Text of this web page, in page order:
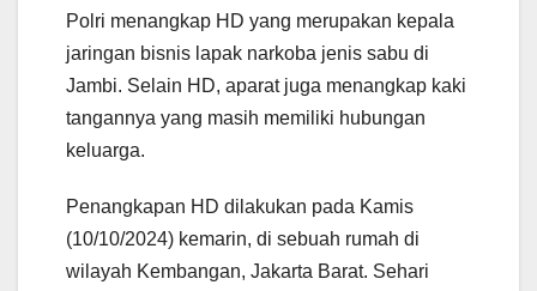
Polri menangkap HD yang merupakan kepala
jaringan bisnis lapak narkoba jenis sabu di
Jambi. Selain HD, aparat juga menangkap kaki
tangannya yang masih memiliki hubungan
keluarga.
Penangkapan HD dilakukan pada Kamis
(10/10/2024) kemarin, di sebuah rumah di
wilayah Kembangan, Jakarta Barat. Sehari